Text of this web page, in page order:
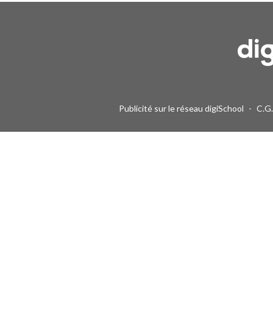
Publicité sur le réseau digiSchool -